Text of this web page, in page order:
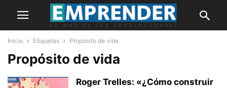
Inicio Etiquetas Propósito de vida
Propósito de vida
Roger Trelles: «¿Cómo construir